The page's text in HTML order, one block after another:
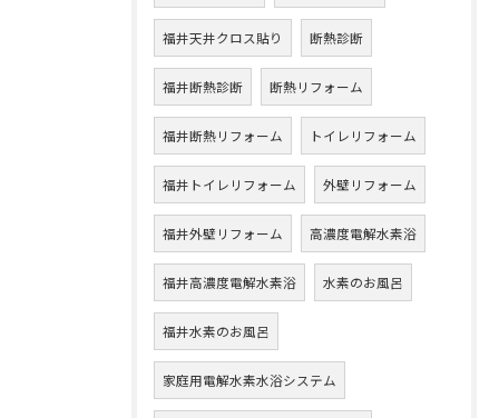
福井天井クロス貼り 断熱診断
福井断熱診断 断熱リフォーム
福井断熱リフォーム トイレリフォーム
福井トイレリフォーム 外壁リフォーム
福井外壁リフォーム 高濃度電解水素浴
福井高濃度電解水素浴 水素のお風呂
福井水素のお風呂
家庭用電解水素水浴システム